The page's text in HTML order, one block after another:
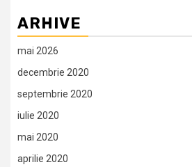
ARHIVE
mai 2026
decembrie 2020
septembrie 2020
iulie 2020
mai 2020
aprilie 2020